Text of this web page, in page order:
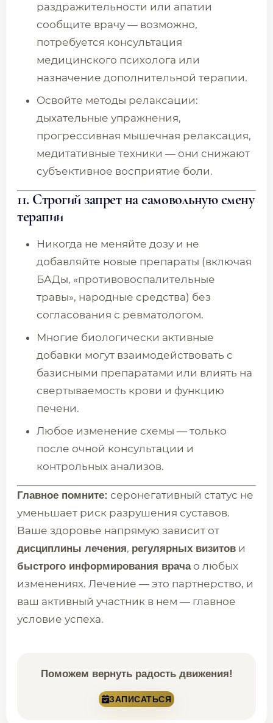
раздражительности или апатии
сообщите врачу — возможно,
потребуется консультация
медицинского психолога или
назначение дополнительной терапии.
Освойте методы релаксации:
дыхательные упражнения,
прогрессивная мышечная релаксация,
медитативные техники — они снижают
субъективное восприятие боли.
11. Строгий запрет на самовольную смену
терапии
Никогда не меняйте дозу и не
добавляйте новые препараты (включая
БАДы, «противовоспалительные
травы», народные средства) без
согласования с ревматологом.
Многие биологически активные
добавки могут взаимодействовать с
базисными препаратами или влиять на
свертываемость крови и функцию
печени.
Любое изменение схемы — только
после очной консультации и
контрольных анализов.
Главное помните: серонегативный статус не
уменьшает риск разрушения суставов.
Ваше здоровье напрямую зависит от
дисциплины лечения, регулярных визитов и
быстрого информирования врачао любых
изменениях. Лечение — это партнерство, и
ваш активный участник в нем — главное
условие успеха.
Поможем вернуть радость движения!
ЗАПИСАТЬСЯ